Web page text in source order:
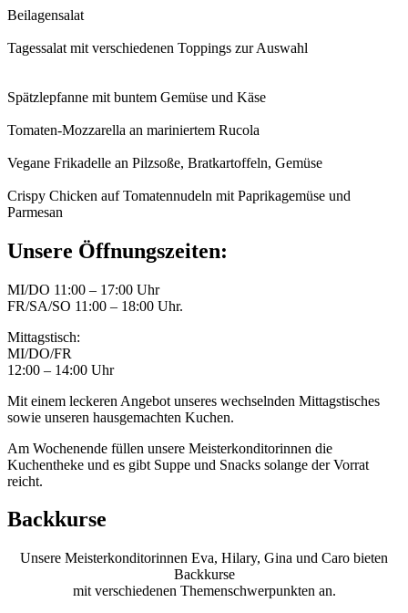
Beilagensalat
Tagessalat mit verschiedenen Toppings zur Auswahl
Spätzlepfanne mit buntem Gemüse und Käse
Tomaten-Mozzarella an mariniertem Rucola
Vegane Frikadelle an Pilzsoße, Bratkartoffeln, Gemüse
Crispy Chicken auf Tomatennudeln mit Paprikagemüse und
Parmesan
Unsere Öffnungszeiten:
MI/DO 11:00 – 17:00 Uhr
FR/SA/SO 11:00 – 18:00 Uhr.
Mittagstisch:
MI/DO/FR
12:00 – 14:00 Uhr
Mit einem leckeren Angebot unseres wechselnden Mittagstisches
sowie unseren hausgemachten Kuchen.
Am Wochenende füllen unsere Meisterkonditorinnen die
Kuchentheke und es gibt Suppe und Snacks solange der Vorrat
reicht.
Backkurse
Unsere Meisterkonditorinnen Eva, Hilary, Gina und Caro bieten
Backkurse
mit verschiedenen Themenschwerpunkten an.